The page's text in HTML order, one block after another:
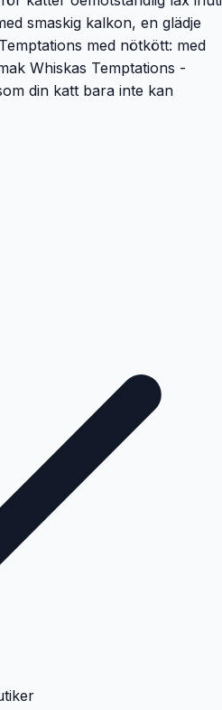
smaskig kalkon, en glädje
med nötkött: med
Whiskas Temptations -
din katt bara inte kan